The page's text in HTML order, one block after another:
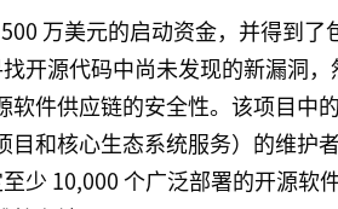
万美元的启动资金，并得到
开源代码中尚未发现的新漏洞
软件供应链的安全性。该项目
目和核心生态系统服务）的维护
少 10,000 个广泛部署的开源软